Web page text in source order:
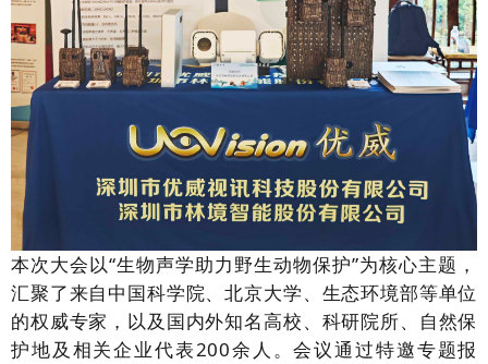
本次大会以“生物声学助力野生动物保护”为核心主题，
汇聚了来自中国科学院、北京大学、生态环境部等单位
的权威专家，以及国内外知名高校、科研院所、自然保
护地及相关企业代表200余人。会议通过特邀专题报